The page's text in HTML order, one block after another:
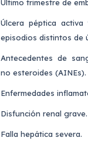
Último trimestre de
Úlcera péptica activa
episodios distintos de
Antecedentes de
no esteroides (AINEs).
Enfermedades
Disfunción renal grave.
Falla hepática severa.